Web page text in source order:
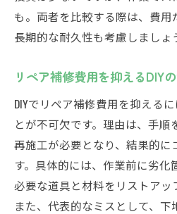
も。両者を比較する際は、費
長期的な耐久性も考慮しましょ
リペア補修費用を抑えるDIY
DIYでリペア補修費用を抑える
とが不可欠です。理由は、手
再施工が必要となり、結果的に
す。具体的には、作業前に劣化
必要な道具と材料をリストアッ
また、代表的なミスとして、